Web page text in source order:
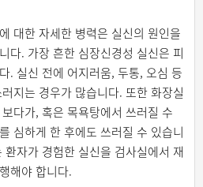
대한 자세한 병력은 실신의 원인을
다. 가장 흔한 심장신경성 실신은 피
. 실신 전에 어지러움, 두통, 오심 등
지는 경우가 많습니다. 또한 화장실
다가, 혹은 목욕탕에서 쓰러질 수
심하게 한 후에도 쓰러질 수 있습니
자가 경험한 실신을 검사실에서 재
해야 합니다.